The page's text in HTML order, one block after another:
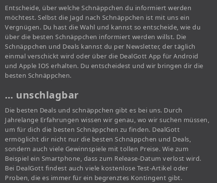
Entscheide, über welche Schnäppchen du informiert werden
möchtest. Selbst die Jagd nach Schnäppchen ist mit uns ein
Vergnügen. Du hast die Wahl und kannst so entscheide, wie du
über die besten Schnäppchen informiert werden willst. Die
Schnäppchen und Deals kannst du per Newsletter, der täglich
einmal verschickt wird oder über die DealGott App für Android
und Apple IOS erhalten. Du entscheidest und wir bringen dir die
besten Schnäppchen.
… unschlagbar
Die besten Deals und schnäppchen gibt es bei uns. Durch
Jahrelange Erfahrungen wissen wir genau, wo wir suchen müssen,
um für dich die besten Schnäppchen zu finden. DealGott
ermöglicht dir nicht nur die besten Schnäppchen und Deals,
sondern auch viele Gewinnspiele mit tollen Preise. Wie zum
Beispiel ein Smartphone, dass zum Release-Datum verlost wird.
Bei DealGott findest auch viele kostenlose Test-Artikel oder
Proben, die es immer für ein begrenztes Kontingent gibt.